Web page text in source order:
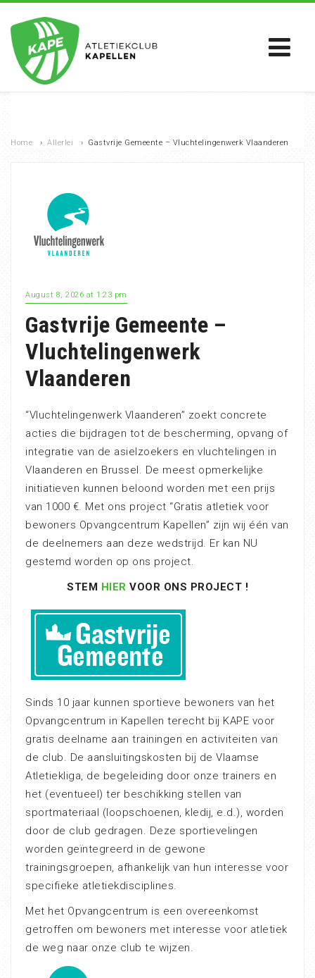
Home › Allerlei › Gastvrije Gemeente – Vluchtelingenwerk Vlaanderen
August 8, 2026 at 1:23 pm
Gastvrije Gemeente –
Vluchtelingenwerk
Vlaanderen
“Vluchtelingenwerk Vlaanderen” zoekt concrete
acties die bijdragen tot de bescherming, opvang of
integratie van de asielzoekers en vluchtelingen in
Vlaanderen en Brussel. De meest opmerkelijke
initiatieven kunnen beloond worden met een prijs
van 1000 €. Met ons project “Gratis atletiek voor
bewoners Opvangcentrum Kapellen” zijn wij één van
de deelnemers aan deze wedstrijd. Er kan NU
gestemd worden op ons project.
STEM HIER VOOR ONS PROJECT !
Sinds 10 jaar kunnen sportieve bewoners van het
Opvangcentrum in Kapellen terecht bij KAPE voor
gratis deelname aan trainingen en activiteiten van
de club. De aansluitingskosten bij de Vlaamse
Atletiekliga, de begeleiding door onze trainers en
het (eventueel) ter beschikking stellen van
sportmateriaal (loopschoenen, kledij, e.d.), worden
door de club gedragen. Deze sportievelingen
worden geïntegreerd in de gewone
trainingsgroepen, afhankelijk van hun interesse voor
specifieke atletiekdisciplines.
Met het Opvangcentrum is een overeenkomst
getroffen om bewoners met interesse voor atletiek
de weg naar onze club te wijzen.